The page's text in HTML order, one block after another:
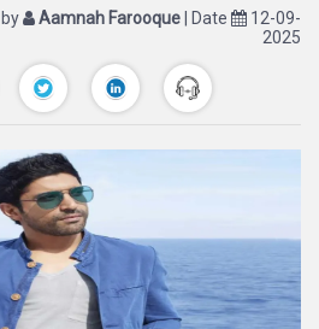
Aamnah Farooque | Date
12-09-
2025